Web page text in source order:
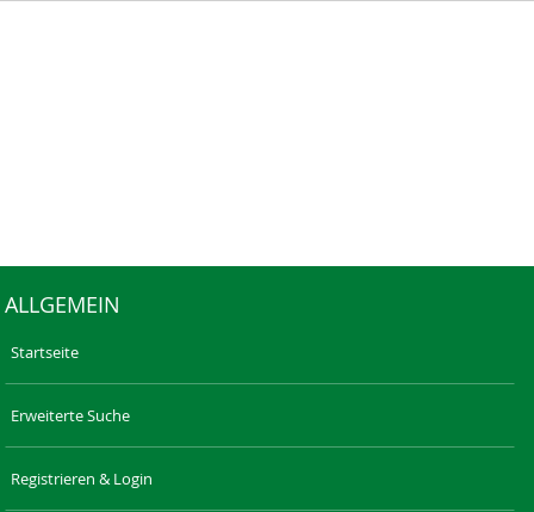
ALLGEMEIN
Startseite
Erweiterte Suche
Registrieren & Login